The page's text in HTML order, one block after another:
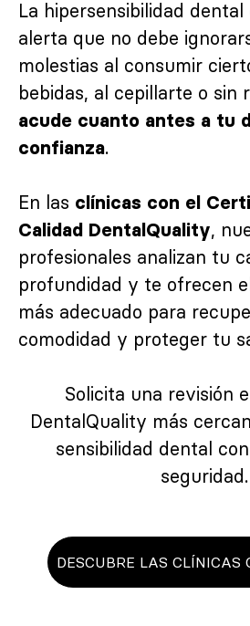
La hipersensibilidad
alerta que no debe
molestias al consumir
bebidas, al cepillarte o sin
acude cuanto antes a tu
confianza.
En las clínicas con el
Calidad DentalQuality,
profesionales analizan tu
profundidad y te ofrecen
más adecuado para
comodidad y proteger tu
Solicita una revisión
DentalQuality más
sensibilidad dental
seguridad.
DESCUBRE LAS CLÍNICAS